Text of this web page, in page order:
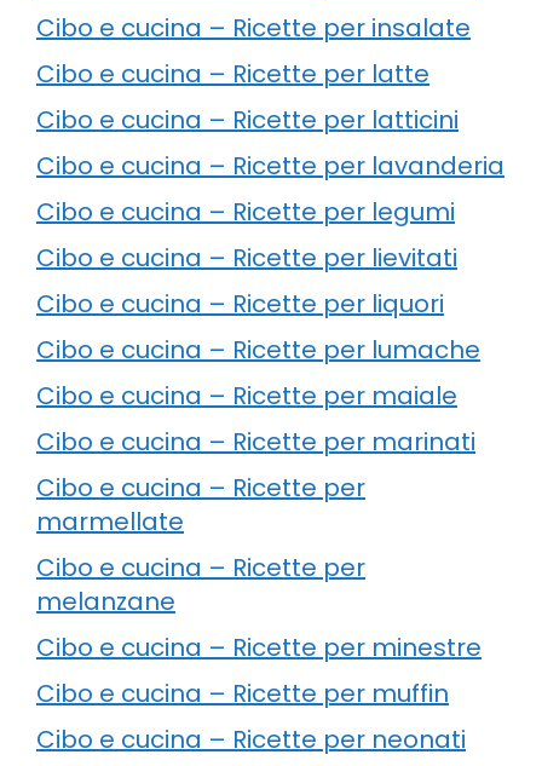
Cibo e cucina – Ricette per insalate
Cibo e cucina – Ricette per latte
Cibo e cucina – Ricette per latticini
Cibo e cucina – Ricette per lavanderia
Cibo e cucina – Ricette per legumi
Cibo e cucina – Ricette per lievitati
Cibo e cucina – Ricette per liquori
Cibo e cucina – Ricette per lumache
Cibo e cucina – Ricette per maiale
Cibo e cucina – Ricette per marinati
Cibo e cucina – Ricette per
marmellate
Cibo e cucina – Ricette per
melanzane
Cibo e cucina – Ricette per minestre
Cibo e cucina – Ricette per muffin
Cibo e cucina – Ricette per neonati